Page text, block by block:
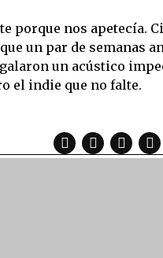
porque nos apetecía.
un par de semanas
un acústico
el indie que no falte.